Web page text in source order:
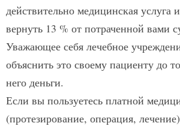
действительно медицинская услуга
вернуть 13 % от потраченной вами
Уважающее себя лечебное
объяснить это своему пациенту до
него деньги.
Если вы пользуетесь платной
(протезирование, операция,